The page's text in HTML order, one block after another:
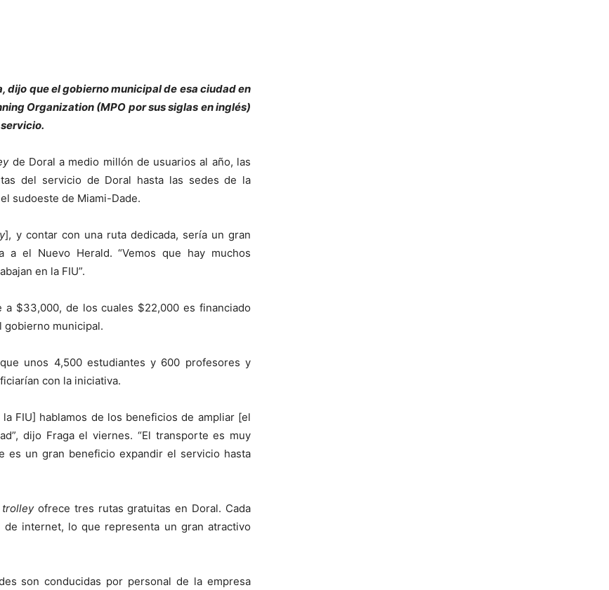
dijo que el gobierno municipal de esa ciudad en
Organization (MPO por sus siglas en inglés)
de Doral a medio millón de usuarios al año, las
del servicio de Doral hasta las sedes de la
sudoeste de Miami-Dade.
], y contar con una ruta dedicada, sería un gran
a el Nuevo Herald. “Vemos que hay muchos
en la FIU”.
$33,000, de los cuales $22,000 es financiado
gobierno municipal.
unos 4,500 estudiantes y 600 profesores y
con la iniciativa.
FIU] hablamos de los beneficios de ampliar [el
dijo Fraga el viernes. “El transporte es muy
un gran beneficio expandir el servicio hasta
trolleyofrece tres rutas gratuitas en Doral. Cada
internet, lo que representa un gran atractivo
son conducidas por personal de la empresa